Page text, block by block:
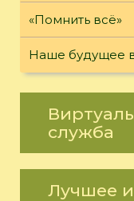
«Помнить всё»
Наше будущее
служба
Лучшее